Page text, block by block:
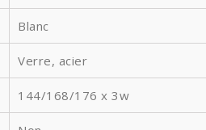
Blanc
Verre, acier
144/168/176 x 3w